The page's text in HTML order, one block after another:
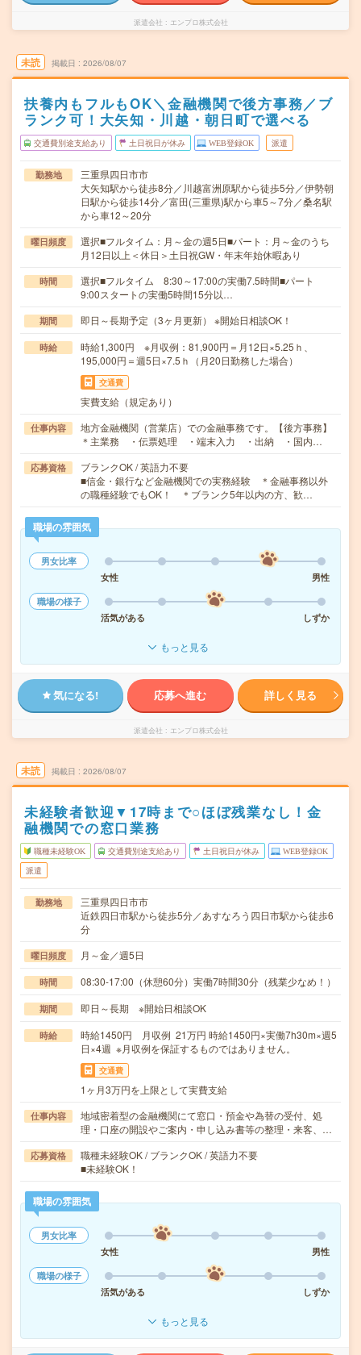
派遣会社 エンプロ株式会社
未読 掲載日 2026/08/07
扶養内もフルもOK＼金融機関で後方事務／ブ
ランク可！大矢知・川越・朝日町で選べる
交通費別途支給あり 土日祝日が休み WEB登録OK 派遣
勤務地
三重県四日市市
大矢知駅から徒歩8分／川越富洲原駅から徒歩5分／伊勢朝
日駅から徒歩14分／富田(三重県)駅から車5～7分／桑名駅
から車12～20分
曜日頻度
選択■フルタイム：月～金の週5日■パート：月～金のうち
月12日以上＜休日＞土日祝GW・年末年始休暇あり
時間
選択■フルタイム 8:30～17:00の実働7.5時間■パート
9:00スタートの実働5時間15分以…
期間 即日～長期予定（3ヶ月更新） ※開始日相談OK！
時給
時給1,300円 ※月収例：81,900円＝月12日×5.25ｈ、
195,000円＝週5日×7.5ｈ（月20日勤務した場合）
交通費
実費支給（規定あり）
仕事内容
地方金融機関（営業店）での金融事務です。【後方事務】
＊主業務 ・伝票処理 ・端末入力 ・出納 ・国内…
応募資格
ブランクOK / 英語力不要
■信金・銀行など金融機関での実務経験 ＊金融事務以外
の職種経験でもOK！ ＊ブランク5年以内の方、歓…
職場の雰囲気
男女比率
女性
男性
職場の様子
活気がある
しずか
もっと見る
気になる! 応募へ進む 詳しく見る
派遣会社 エンプロ株式会社
未読 掲載日 2026/08/07
未経験者歓迎▼17時まで○ほぼ残業なし！金
融機関での窓口業務
職種未経験OK 交通費別途支給あり 土日祝日が休み WEB登録OK
派遣
勤務地
三重県四日市市
近鉄四日市駅から徒歩5分／あすなろう四日市駅から徒歩6
分
曜日頻度 月～金／週5日
時間 08:30-17:00（休憩60分）実働7時間30分（残業少なめ！）
期間 即日～長期 ※開始日相談OK
時給
時給1450円 月収例 21万円 時給1450円×実働7h30m×週5
日×4週 ※月収例を保証するものではありません。
交通費
1ヶ月3万円を上限として実費支給
仕事内容
地域密着型の金融機関にて窓口・預金や為替の受付、処
理・口座の開設やご案内・申し込み書等の整理・来客、…
応募資格
職種未経験OK / ブランクOK / 英語力不要
■未経験OK！
職場の雰囲気
男女比率
女性
男性
職場の様子
活気がある
しずか
もっと見る